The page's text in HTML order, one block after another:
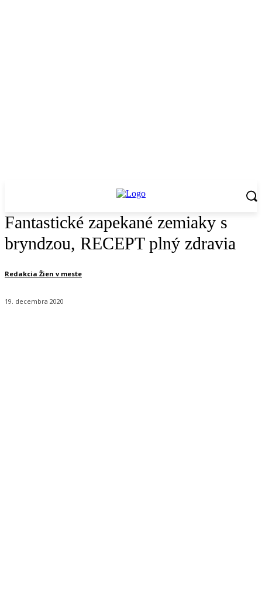
Fantastické zapekané zemiaky s
bryndzou, RECEPT plný zdravia
Redakcia Žien v meste
19. decembra 2020